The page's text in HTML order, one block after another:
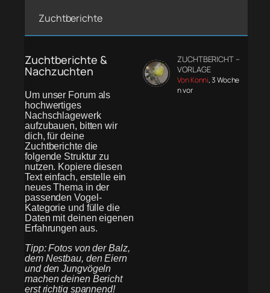
Zuchtberichte
Zuchtberichte &
Nachzuchten
Um unser Forum als
hochwertiges
Nachschlagewerk
aufzubauen, bitten wir
dich, für deine
Zuchtberichte die
folgende Struktur zu
nutzen. Kopiere diesen
Text einfach, erstelle ein
neues Thema in der
passenden Vogel-
Kategorie und fülle die
Daten mit deinen eigenen
Erfahrungen aus.
Tipp: Fotos von der Balz,
dem Nestbau, den Eiern
und den Jungvögeln
machen deinen Bericht
erst richtig spannend!
ZUCHTBERICHT –
VORLAGE
Von Konni, 3 Woche
n vor